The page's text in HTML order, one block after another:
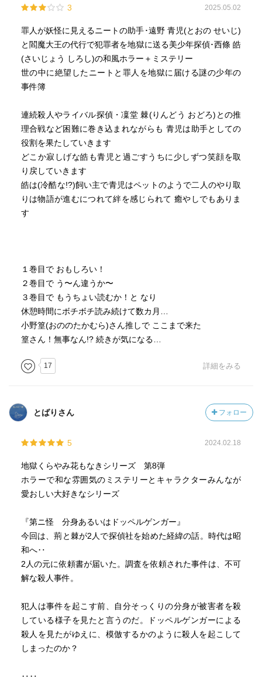
3 2025.05.02
罪人が妖怪に見えるニートの助手･遠野 青児(とおの せいじ)
と閻魔大王の代行で犯罪者を地獄に送る美少年探偵･西條 皓
(さいじょう しろし)の和風ホラー＋ミステリー
世の中に絶望したニートと罪人を地獄に届ける謎の少年の
事件簿
連続殺人やライバル探偵・凜堂 棘(りんどう おどろ)との推
理合戦など困難に巻き込まれながらも 青児は助手としての
役割を果たしていきます
どこか寂しげな皓も青児と過ごすうちに少しずつ笑顔を取
り戻していきます
皓は(冷酷な!?)飼い主で青児はペットのようで二人のやり取
りは物語が進むにつれて絆を感じられて 癒やしでもありま
す
１巻目で おもしろい！
２巻目で う〜ん違うか〜
３巻目で もうちょい読むか！と なり
休憩時間にボチボチ読み続けて数カ月…
小野篁(おののたかむら)さん推しで ここまで来た
篁さん！無事なん!? 続きが気になる…
17 詳細をみる
とばりさん フォロー
5 2024.02.18
地獄くらやみ花もなきシリーズ 第8弾
ホラーで和な雰囲気のミステリーとキャラクターみんなが
愛おしい大好きなシリーズ
『第ニ怪 分身あるいはドッペルゲンガー』
今回は、荊と棘が2人で探偵社を始めた経緯の話。時代は昭
和へ‥
2人の元に依頼書が届いた。調査を依頼された事件は、不可
解な殺人事件。
犯人は事件を起こす前、自分そっくりの分身が被害者を殺
している様子を見たと言うのだ。ドッペルゲンガーによる
殺人を見たがゆえに、模倣するかのように殺人を起こして
しまったのか？
‥‥